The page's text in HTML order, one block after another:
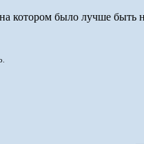
котором было лучше быть